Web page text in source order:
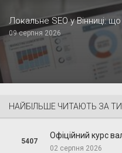
Локальне SEO у Вінниці:
09 серпня 2026
НАЙБІЛЬШЕ ЧИТАЮТЬ ЗА
5407
Офіційний курс
02 серпня 2026